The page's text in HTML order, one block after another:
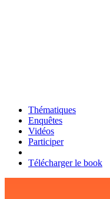
Thématiques
Enquêtes
Vidéos
Participer
Télécharger le book